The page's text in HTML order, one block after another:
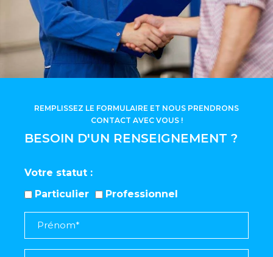
BESOIN D'UN RENSEIGNEMENT ?
REMPLISSEZ LE FORMULAIRE ET NOUS PRENDRONS
CONTACT AVEC VOUS !
Votre statut
Particulier
Professionnel